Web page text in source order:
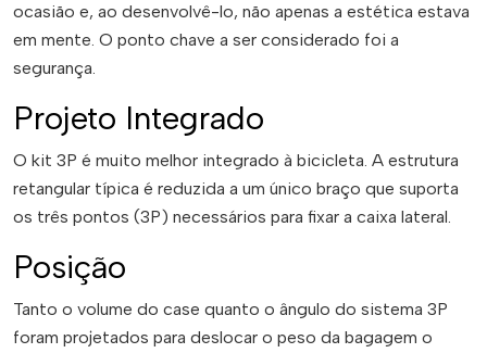
ocasião e, ao desenvolvê-lo, não apenas a estética estava
em mente. O ponto chave a ser considerado foi a
segurança.
Projeto Integrado
O kit 3P é muito melhor integrado à bicicleta. A estrutura
retangular típica é reduzida a um único braço que suporta
os três pontos (3P) necessários para fixar a caixa lateral.
Posição
Tanto o volume do case quanto o ângulo do sistema 3P
foram projetados para deslocar o peso da bagagem o